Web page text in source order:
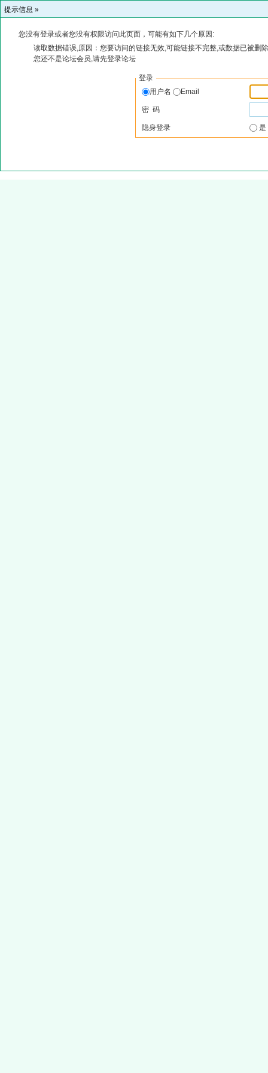
提示信息 »
您没有登录或者您没有权限访问此页面，可能有如下几个原因:
读取数据错误,原因：您要访问的链接无效,可能链接不完整,或数据已被删
您还不是论坛会员,请先登录论坛
登录
用户名
Email
密 码
隐身登录